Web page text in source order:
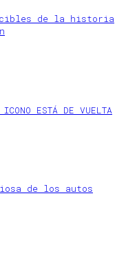
de la historia
ESTÁ DE VUELTA
de los autos